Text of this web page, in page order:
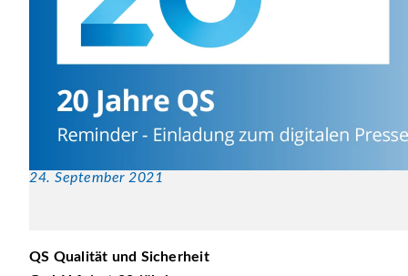
24. September 2021
QS Qualität und Sicherheit